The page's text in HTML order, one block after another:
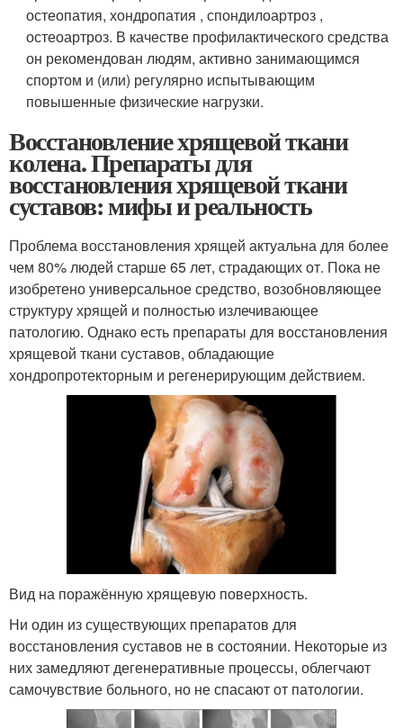
остеопатия, хондропатия , спондилоартроз ,
остеоартроз. В качестве профилактического средства
он рекомендован людям, активно занимающимся
спортом и (или) регулярно испытывающим
повышенные физические нагрузки.
Восстановление хрящевой ткани
колена. Препараты для
восстановления хрящевой ткани
суставов: мифы и реальность
Проблема восстановления хрящей актуальна для более
чем 80% людей старше 65 лет, страдающих от. Пока не
изобретено универсальное средство, возобновляющее
структуру хрящей и полностью излечивающее
патологию. Однако есть препараты для восстановления
хрящевой ткани суставов, обладающие
хондропротекторным и регенерирующим действием.
Вид на поражённую хрящевую поверхность.
Ни один из существующих препаратов для
восстановления суставов не в состоянии. Некоторые из
них замедляют дегенеративные процессы, облегчают
самочувствие больного, но не спасают от патологии.